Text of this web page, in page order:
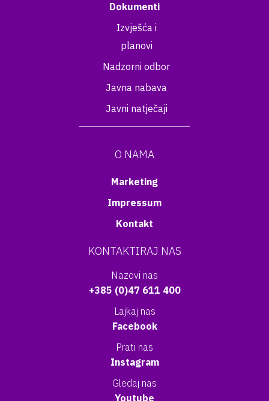
Dokumenti
Izvješća i
planovi
Nadzorni odbor
Javna nabava
Javni natječaji
O NAMA
Marketing
Impressum
Kontakt
KONTAKTIRAJ NAS
Nazovi nas
+385 (0)47 611 400
Lajkaj nas
Facebook
Prati nas
Instagram
Gledaj nas
Youtube